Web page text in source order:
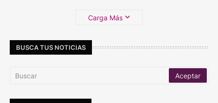
Carga Más
BUSCA TUS NOTICIAS